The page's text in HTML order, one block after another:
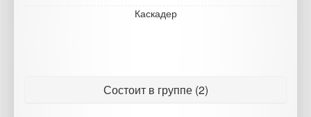
Каскадер
Состоит в группе (2)